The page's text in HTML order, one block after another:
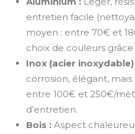
entretien facile
moyen : entre 70€ et
choix de couleurs
Inox (acier inoxydable)
corrosion, élégant,
entre 100€ et 250€/
d’entretien.
Bois : Aspect